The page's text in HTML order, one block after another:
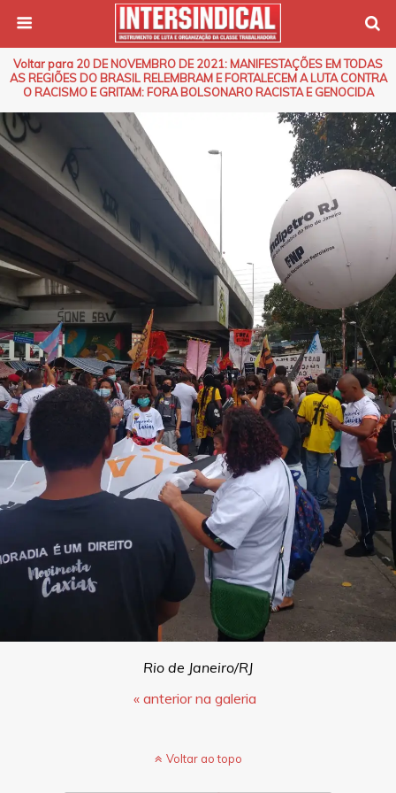
Voltar para 20 DE NOVEMBRO DE 2021: MANIFESTAÇÕES EM TODAS
AS REGIÕES DO BRASIL RELEMBRAM E FORTALECEM A LUTA CONTRA
O RACISMO E GRITAM: FORA BOLSONARO RACISTA E GENOCIDA
Rio de Janeiro/RJ
« anterior na galeria
Voltar ao topo